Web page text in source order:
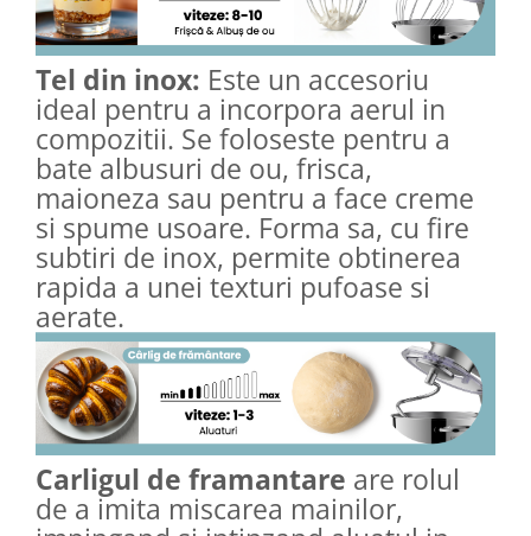
Tel din inox: Este un accesoriu
ideal pentru a incorpora aerul in
compozitii. Se foloseste pentru a
bate albusuri de ou, frisca,
maioneza sau pentru a face creme
si spume usoare. Forma sa, cu fire
subtiri de inox, permite obtinerea
rapida a unei texturi pufoase si
aerate.
Carligul de framantare are rolul
de a imita miscarea mainilor,